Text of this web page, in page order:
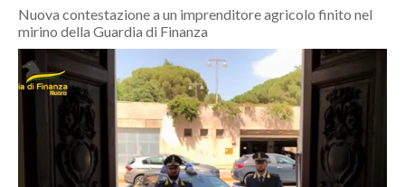
MONDO
POLITICA
ECONOMIA
SERVIZI ALLE IMPRESE
Nuova contestazione a un imprenditore agricolo finito nel
mirino della Guardia di Finanza